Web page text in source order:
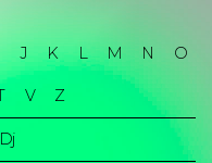
J K L M N O
V Z
Dj